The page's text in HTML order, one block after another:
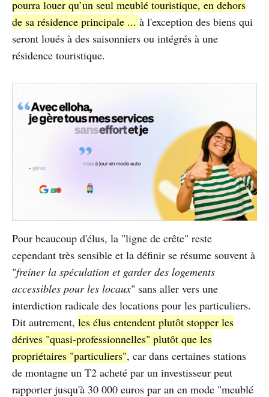
pourra louer qu’un seul meublé touristique, en dehors
de sa résidence principale ... à l'exception des biens qui
seront loués à des saisonniers ou intégrés à une
résidence touristique.
Pour beaucoup d'élus, la "ligne de crête" reste
cependant très sensible et la définir se résume souvent à
"freiner la spéculation et garder des logements
accessibles pour les locaux" sans aller vers une
interdiction radicale des locations pour les particuliers.
Dit autrement, les élus entendent plutôt stopper les
dérives "quasi-professionnelles" plutôt que les
propriétaires "particuliers", car dans certaines stations
de montagne un T2 acheté par un investisseur peut
rapporter jusqu'à 30 000 euros par an en mode "meublé